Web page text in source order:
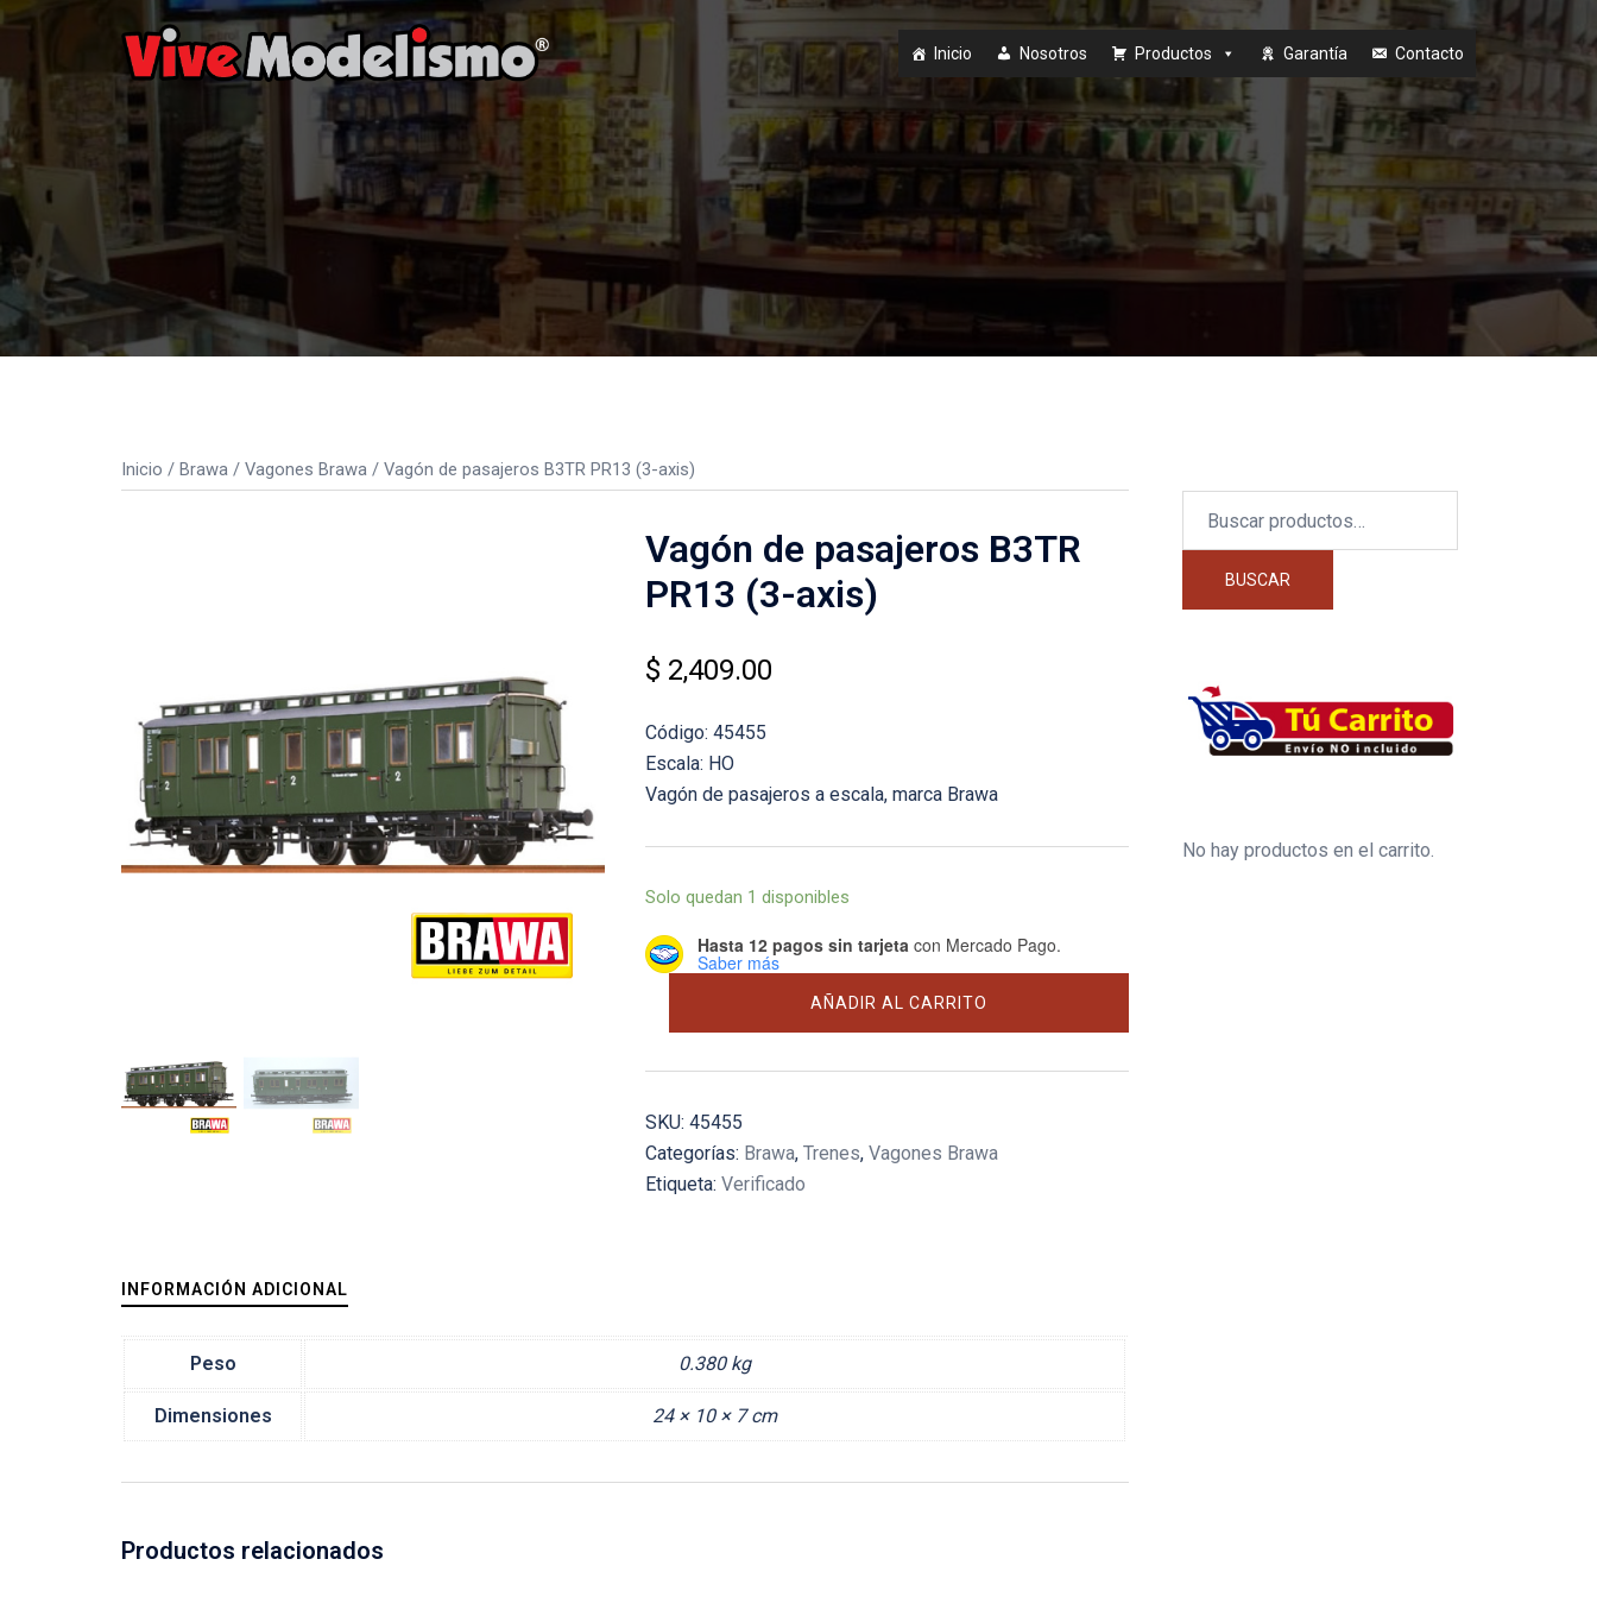
Saltar
contenido
Inicio Nosotros Productos Garantía Contacto
Inicio / Brawa / Vagones Brawa / Vagón de pasajeros B3TR PR13 (3-axis)
Vagón de pasajeros B3TR
PR13 (3-axis)
$ 2,409.00
Código: 45455
Escala: HO
Vagón de pasajeros a escala, marca Brawa
Solo quedan 1 disponibles
Hasta 12 pagos sin tarjetacon Mercado Pago.
Saber más
B3TR
PR13
(3-
axis)
AÑADIR AL CARRITO
SKU: 45455
Categorías: Brawa, Trenes, Vagones Brawa
Etiqueta: Verificado
INFORMACIÓN ADICIONAL
Peso 0.380 kg
Dimensiones 24 × 10 × 7 cm
Productos relacionados
por:
BUSCAR
No hay productos en el carrito.